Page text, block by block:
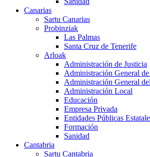
Canarias
Sartu Canarias
Probinziak
Las Palmas
Santa Cruz de Tenerife
Arloak
Administración de Justicia
Administración General
Administración General
Administración Local
Educación
Empresa Privada
Entidades Públicas
Formación
Sanidad
Cantabria
Sartu Cantabria